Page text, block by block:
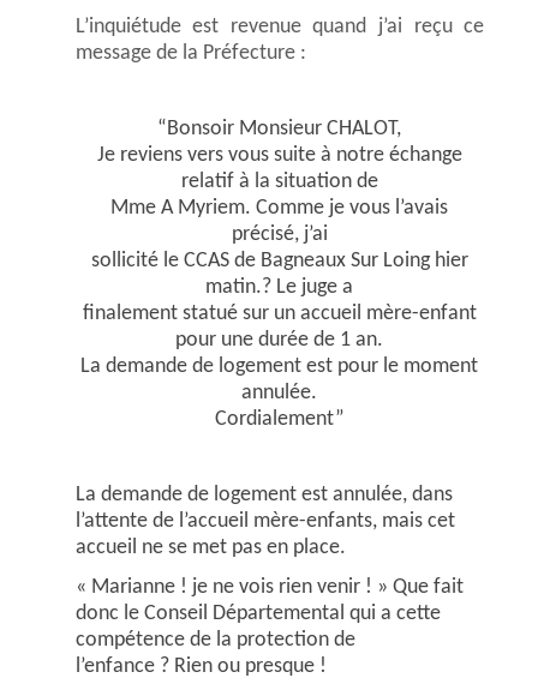
L’inquiétude est revenue quand j’ai reçu ce
message de la Préfecture :
“Bonsoir Monsieur CHALOT,
Je reviens vers vous suite à notre échange
relatif à la situation de
Mme A Myriem. Comme je vous l’avais
précisé, j’ai
sollicité le CCAS de Bagneaux Sur Loing hier
matin.? Le juge a
finalement statué sur un accueil mère-enfant
pour une durée de 1 an.
La demande de logement est pour le moment
annulée.
Cordialement”
La demande de logement est annulée, dans
l’attente de l’accueil mère-enfants, mais cet
accueil ne se met pas en place.
« Marianne ! je ne vois rien venir ! » Que fait
donc le Conseil Départemental qui a cette
compétence de la protection de
l’enfance ? Rien ou presque !